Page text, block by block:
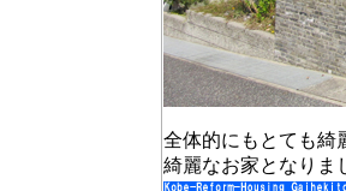
全体的にもとても綺
綺麗なお家となりま